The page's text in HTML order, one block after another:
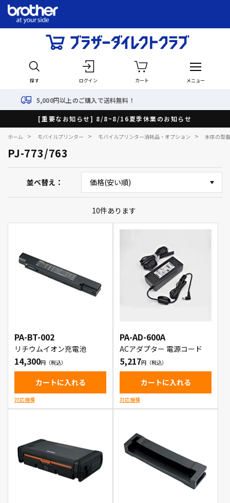
探す ログイン カート メニュー
以上のご購入で送料無料！
[重要なお知らせ] 8/8~8/16夏季休業のお知らせ
ホーム > モバイルプリンター > モバイルプリンター消耗品・オプション > 本体の型
PJ-773/763
並べ替え
10件あります
PA-BT-002
リチウムイオン充電池
14,300
カートに入れる
対応機種
PA-AD-600A
ACアダプター 電源コード
5,217
カートに入れる
対応機種